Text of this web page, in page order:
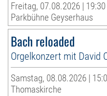
Freitag, 07.08.2026 |
Parkbühne Geyserhaus
Bach reloaded
Orgelkonzert mit David
Samstag, 08.08.2026 |
Thomaskirche